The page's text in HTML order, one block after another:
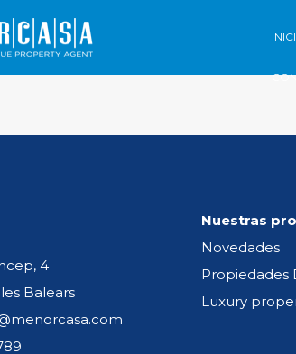
han encontrado resultados!
4
Balears
Nuestras
Novedades
Propiedades
Luxury